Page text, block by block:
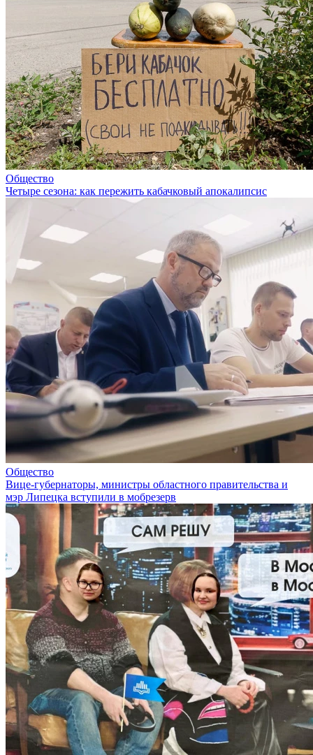
Общество
Четыре сезона: как пережить кабачковый апокалипсис
Общество
Вице-губернаторы, министры областного правительства и
мэр Липецка вступили в мобрезерв